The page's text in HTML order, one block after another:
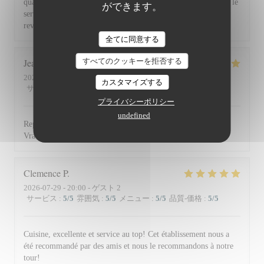
ができます。
全てに同意する
すべてのクッキーを拒否する
カスタマイズする
プライバシーポリシー
undefined
qualité et la présentation de l'assiette (poissons) en passant par le
service du vin, nous avons apprécié ce dîner et souhaitons
revenir. Bravo & merci +++
Jean Louis
2026-07-30
- 13:00 - ゲスト 2
サービス
雰囲気: 4/5 メニュー: 5/5
Repas excellent de l’entrée au dessert. Service impeccable.
Vraiment top. Je recommande.
ClemenceP
2026-07-29 - 20:00 - ゲスト 2
サービス : 5/5 雰囲気 : 5/5 メニュー : 5/5 品質-価格 : 5/5
Cuisine, excellente et service au top! Cet établissement nous a
été recommandé par des amis et nous le recommandons à notre
tour!